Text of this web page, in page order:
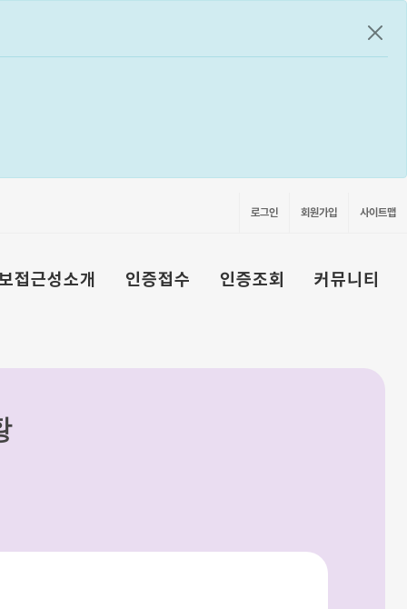
공지
로그인 회원가입 사이트맵
접근성소개 인증접수 인증조회 커뮤니티